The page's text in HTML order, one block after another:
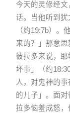
今天的灵修经
话。当他听到
（约19:7b）。
来的？」那意
彼拉多来说，
坏事」（约
人，对鬼神的
的儿子」。面
拉多恼羞成怒